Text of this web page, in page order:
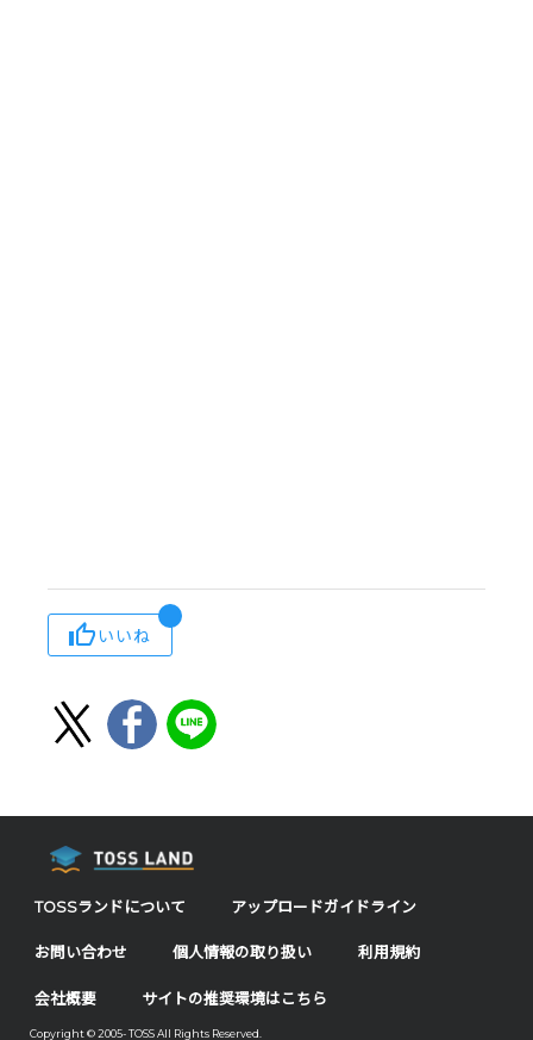
いいね
TOSSランドについて アップロードガイドライン
お問い合わせ 個人情報の取り扱い 利用規約
会社概要 サイトの推奨環境はこちら
Copyright © 2005- TOSS All Rights Reserved.